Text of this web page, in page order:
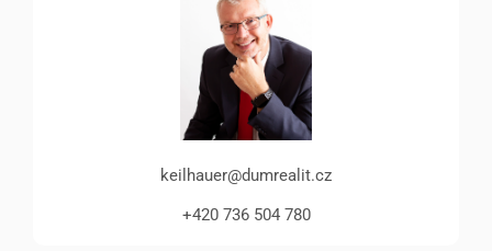
keilhauer@dumrealit.cz
+420 736 504 780